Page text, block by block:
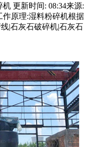
更新时间: 08:34来源:
作原理:湿料粉碎机根据
|石灰石破碎机|石灰石